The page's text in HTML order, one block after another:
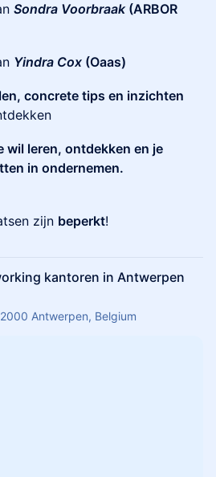
Sondra Voorbraak (ARBOR
Yindra Cox (Oaas)
concrete tips en inzichten
wil leren, ontdekken en je
in ondernemen.
zijn beperkt!
kantoren in Antwerpen
Antwerpen, Belgium